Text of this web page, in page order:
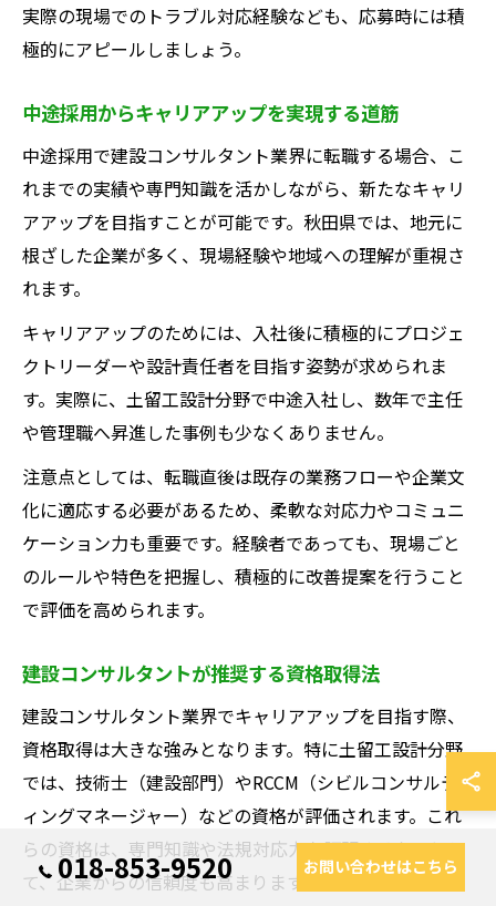
実際の現場でのトラブル対応経験なども、応募時には積
極的にアピールしましょう。
中途採用からキャリアアップを実現する道筋
中途採用で建設コンサルタント業界に転職する場合、こ
れまでの実績や専門知識を活かしながら、新たなキャリ
アアップを目指すことが可能です。秋田県では、地元に
根ざした企業が多く、現場経験や地域への理解が重視さ
れます。
キャリアアップのためには、入社後に積極的にプロジェ
クトリーダーや設計責任者を目指す姿勢が求められま
す。実際に、土留工設計分野で中途入社し、数年で主任
や管理職へ昇進した事例も少なくありません。
注意点としては、転職直後は既存の業務フローや企業文
化に適応する必要があるため、柔軟な対応力やコミュニ
ケーション力も重要です。経験者であっても、現場ごと
のルールや特色を把握し、積極的に改善提案を行うこと
で評価を高められます。
建設コンサルタントが推奨する資格取得法
建設コンサルタント業界でキャリアアップを目指す際、
資格取得は大きな強みとなります。特に土留工設計分野
では、技術士（建設部門）やRCCM（シビルコンサルテ
ィングマネージャー）などの資格が評価されます。これ
らの資格は、専門知識や法規対応力を証明するものとし
て、企業からの信頼度も高まります。
018-853-9520 お問い合わせはこちら